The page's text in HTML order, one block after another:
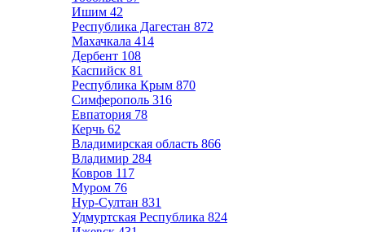
Ишим 42
Республика Дагестан 872
Махачкала 414
Дербент 108
Каспийск 81
Республика Крым 870
Симферополь 316
Евпатория 78
Керчь 62
Владимирская область 866
Владимир 284
Ковров 117
Муром 76
Нур-Султан 831
Удмуртская Республика 824